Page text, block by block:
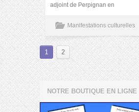
adjoint de Perpignan en
Manifestations culturelles
1 2
NOTRE BOUTIQUE EN LIGNE